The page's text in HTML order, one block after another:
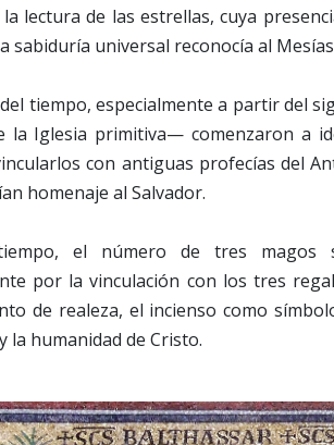
lectura de las estrellas, cuya
sabiduría universal reconocía al
tiempo, especialmente a partir del
la Iglesia primitiva— comenzaron a
con antiguas profecías del
homenaje al Salvador.
el número de tres magos
por la vinculación con los tres
de realeza, el incienso como
la humanidad de Cristo.